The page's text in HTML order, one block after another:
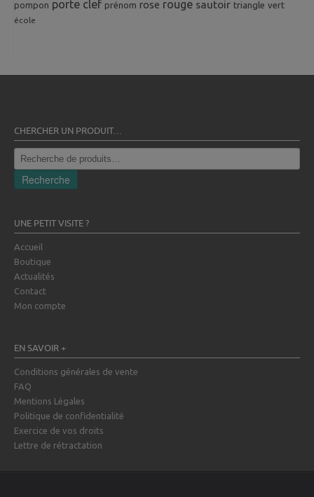
pompon porte clef prénom rose rouge sautoir triangle vert
école
CHERCHER UN PRODUIT…
Recherche
pour :
Recherche
UNE PETIT VISITE ?
Accueil
Boutique
Actualités
Contact
Mon compte
EN SAVOIR +
Conditions générales de vente
FAQ
Mentions Légales
Politique de confidentialité
Exercice de vos droits
Lettre de rétractation